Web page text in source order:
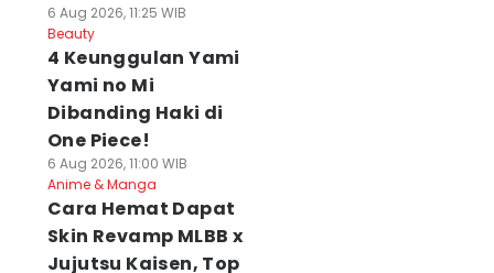
6 Aug 2026, 11:25 WIB
Beauty
4 Keunggulan Yami
Yami no Mi
Dibanding Haki di
One Piece!
6 Aug 2026, 11:00 WIB
Anime & Manga
Cara Hemat Dapat
Skin Revamp MLBB x
Jujutsu Kaisen, Top